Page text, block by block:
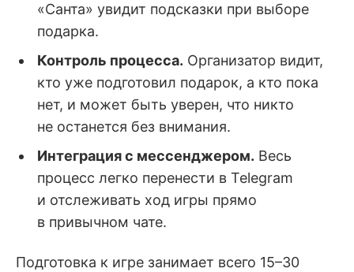
«Санта» увидит подсказки при выборе
подарка.
Контроль процесса. Организатор видит,
кто уже подготовил подарок, а кто пока
нет, и может быть уверен, что никто
не останется без внимания.
Интеграция с мессенджером. Весь
процесс легко перенести в Telegram
и отслеживать ход игры прямо
в привычном чате.
Подготовка к игре занимает всего 15–30